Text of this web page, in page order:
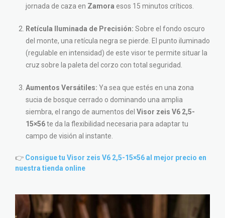
jornada de caza en Zamora esos 15 minutos críticos.
Retícula Iluminada de Precisión: Sobre el fondo oscuro
del monte, una retícula negra se pierde. El punto iluminado
(regulable en intensidad) de este visor te permite situar la
cruz sobre la paleta del corzo con total seguridad.
Aumentos Versátiles: Ya sea que estés en una zona
sucia de bosque cerrado o dominando una amplia
siembra, el rango de aumentos del Visor zeis V6 2,5-
15×56te da la flexibilidad necesaria para adaptar tu
campo de visión al instante.
👉 Consigue tu Visor zeis V6 2,5-15×56 al mejor precio en
nuestra tienda online